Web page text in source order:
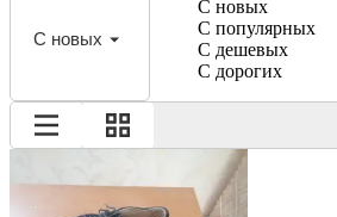
С новых
С новых
С популярных
С дешевых
С дорогих